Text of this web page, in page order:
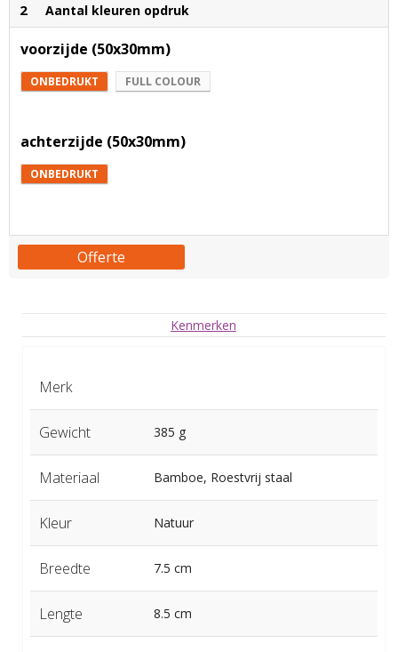
2 Aantal kleuren opdruk
voorzijde (50x30mm)
ONBEDRUKT FULL COLOUR
achterzijde (50x30mm)
ONBEDRUKT
Offerte
Kenmerken
Merk
Gewicht 385 g
Materiaal Bamboe, Roestvrij staal
Kleur Natuur
Breedte 7.5 cm
Lengte 8.5 cm